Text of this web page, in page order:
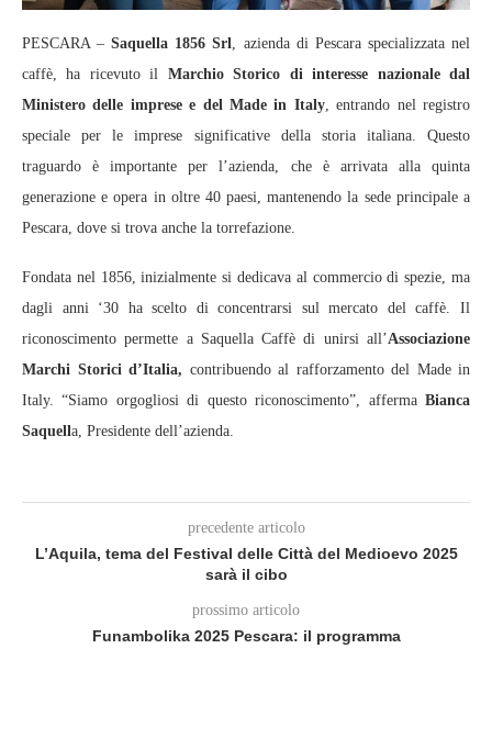
PESCARA –Saquella 1856 Srl, azienda di Pescara specializzata nel
caffè, ha ricevuto il Marchio Storico di interesse nazionale dal
Ministero delle imprese e del Made in Italy, entrando nel registro
speciale per le imprese significative della storia italiana. Questo
traguardo è importante per l’azienda, che è arrivata alla quinta
generazione e opera in oltre 40 paesi, mantenendo la sede principale a
Pescara, dove si trova anche la torrefazione.
Fondata nel 1856, inizialmente si dedicava al commercio di spezie, ma
dagli anni ‘30 ha scelto di concentrarsi sul mercato del caffè. Il
riconoscimento permette a Saquella Caffè di unirsi all’Associazione
Marchi Storici d’Italia, contribuendo al rafforzamento del Made in
Italy. “Siamo orgogliosi di questo riconoscimento”, afferma Bianca
Saquella, Presidente dell’azienda.
precedente articolo
L’Aquila, tema del Festival delle Città del Medioevo 2025
sarà il cibo
prossimo articolo
Funambolika 2025 Pescara: il programma